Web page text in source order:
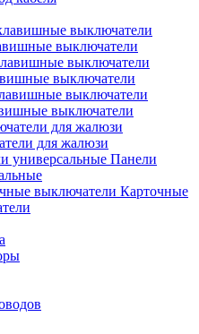
выключатели
выключатели
выключатели
для жалюзи
Панели
Карточные